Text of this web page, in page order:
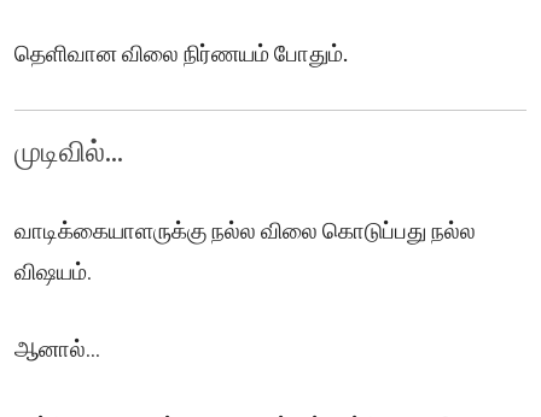
தெளிவான விலை நிர்ணயம் போதும்.
முடிவில்...
வாடிக்கையாளருக்கு நல்ல விலை கொடுப்பது நல்ல
விஷயம்.
ஆனால்...